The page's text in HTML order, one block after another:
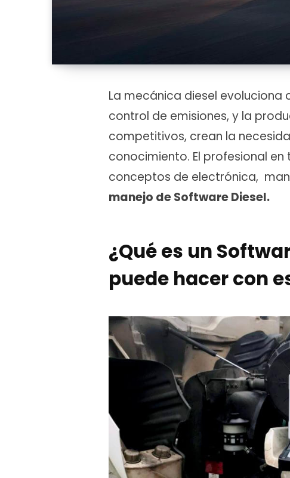
La mecánica diesel evoluciona
control de emisiones, y la
competitivos, crean la
conocimiento. El profesional
conceptos de electrónica,
manejo de Software Diesel.
¿Qué es un
puede hacer con